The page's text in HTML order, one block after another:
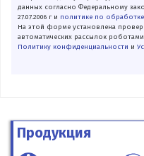
данных согласно Федеральному
27.07.2006 г и политике по
На этой форме установлена
автоматических рассылок
Политику конфиденциальности и
Продукция